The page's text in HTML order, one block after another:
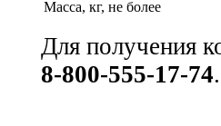
Масса, кг, не более
Для получения
8-800-555-17-74.